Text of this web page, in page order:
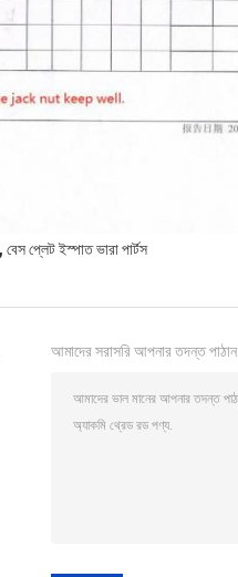
, বেস প্লেট ইস্পাত ভারা পার্টস
আমাদের সরাসরি আপনার তদন্ত পাঠান